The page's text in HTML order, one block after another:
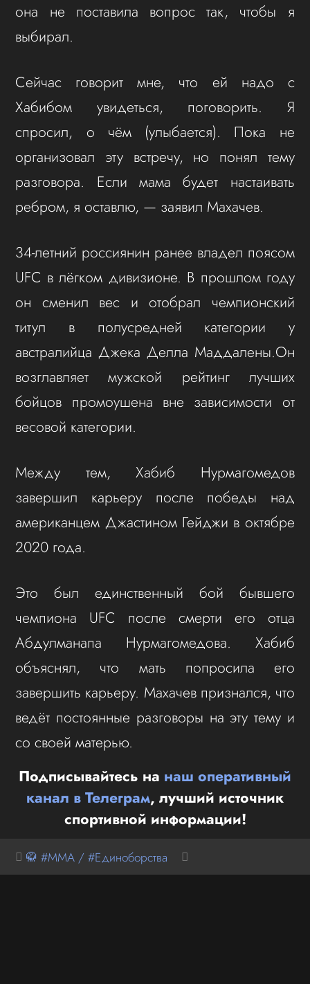
она не поставила вопрос так, чтобы я
выбирал.
Сейчас говорит мне, что ей надо с
Хабибом увидеться, поговорить. Я
спросил, о чём (улыбается). Пока не
организовал эту встречу, но понял тему
разговора. Если мама будет настаивать
ребром, я оставлю, — заявил Махачев.
34-летний россиянин ранее владел поясом
UFC в лёгком дивизионе. В прошлом году
он сменил вес и отобрал чемпионский
титул в полусредней категории у
австралийца Джека Делла Маддалены.Он
возглавляет мужской рейтинг лучших
бойцов промоушена вне зависимости от
весовой категории.
Между тем, Хабиб Нурмагомедов
завершил карьеру после победы над
американцем Джастином Гейджи в октябре
2020 года.
Это был единственный бой бывшего
чемпиона UFC после смерти его отца
Абдулманапа Нурмагомедова. Хабиб
объяснял, что мать попросила его
завершить карьеру. Махачев признался, что
ведёт постоянные разговоры на эту тему и
со своей матерью.
Подписывайтесь на наш оперативный
канал в Телеграм, лучший источник
спортивной информации!
🥋 #MMA / #Единоборства